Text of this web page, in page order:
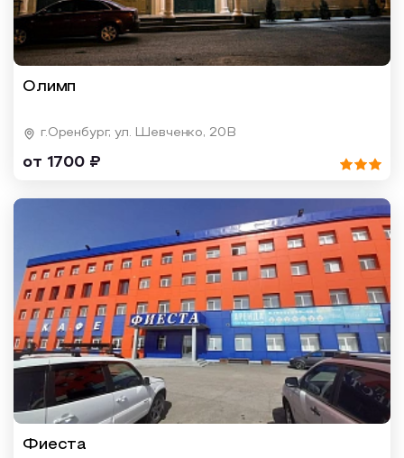
Олимп
г.Оренбург, ул. Шевченко, 20В
от 1700 ₽
Фиеста